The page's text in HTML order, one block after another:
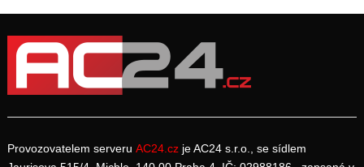
Provozovatelem serveru AC24.cz je AC24 s.r.o., se sídlem